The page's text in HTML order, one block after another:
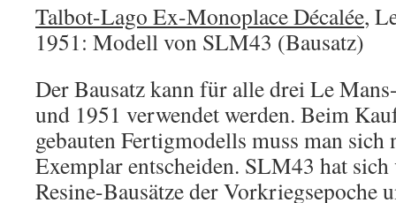
Talbot-Lago Ex-Monoplace Décalée,
1951: Modell von SLM43 (Bausatz)
Der Bausatz kann für alle drei Le
und 1951 verwendet werden. Beim
gebauten Fertigmodells muss man
Exemplar entscheiden. SLM43 hat
Resine-Bausätze der Vorkriegsepoche